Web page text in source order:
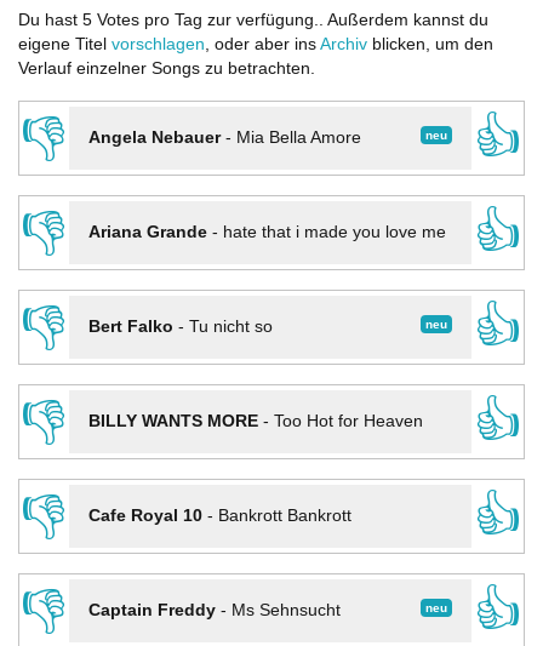
Du hast 5 Votes pro Tag zur verfügung.. Außerdem kannst du
eigene Titel vorschlagen, oder aber ins Archiv blicken, um den
Verlauf einzelner Songs zu betrachten.
👎 neu
Angela Nebauer- Mia Bella Amore
👍
👎
Ariana Grande- hate that i made you love me
👍
👎
neu
Bert Falko - Tu nicht so
👍
👎
BILLY WANTS MORE- Too Hot for Heaven
👍
👎
Cafe Royal 10- Bankrott Bankrott
👍
👎
neu
Captain Freddy- Ms Sehnsucht
👍